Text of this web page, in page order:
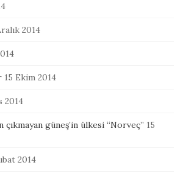
2014
15 Ekim 2014
2014
çıkmayan güneş’in ülkesi “Norveç” 15
2014